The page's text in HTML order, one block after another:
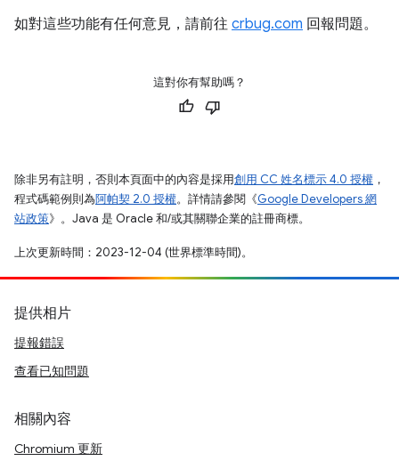
如對這些功能有任何意見，請前往 crbug.com 回報問題。
這對你有幫助嗎？
除非另有註明，否則本頁面中的內容是採用創用 CC 姓名標示 4.0 授權 ，
程式碼範例則為阿帕契 2.0 授權。詳情請參閱《Google Developers 網
站政策》。Java 是 Oracle 和/或其關聯企業的註冊商標。
上次更新時間：2023-12-04 (世界標準時間)。
提供相片
提報錯誤
查看已知問題
相關內容
Chromium 更新